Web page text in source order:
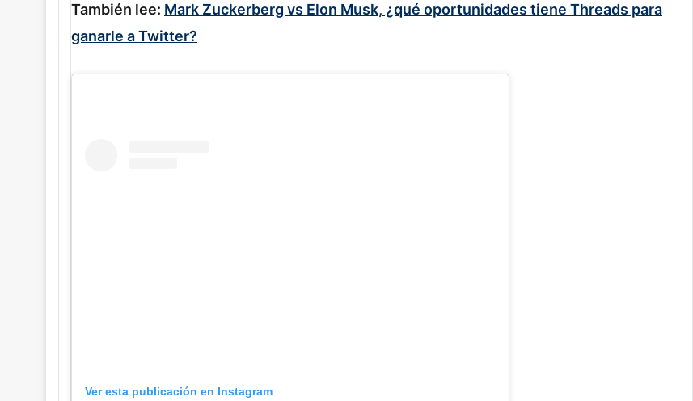
También lee: Mark Zuckerberg vs Elon Musk, ¿qué oportunidades tiene Threads para
ganarle a Twitter?
Ver esta publicación en Instagram